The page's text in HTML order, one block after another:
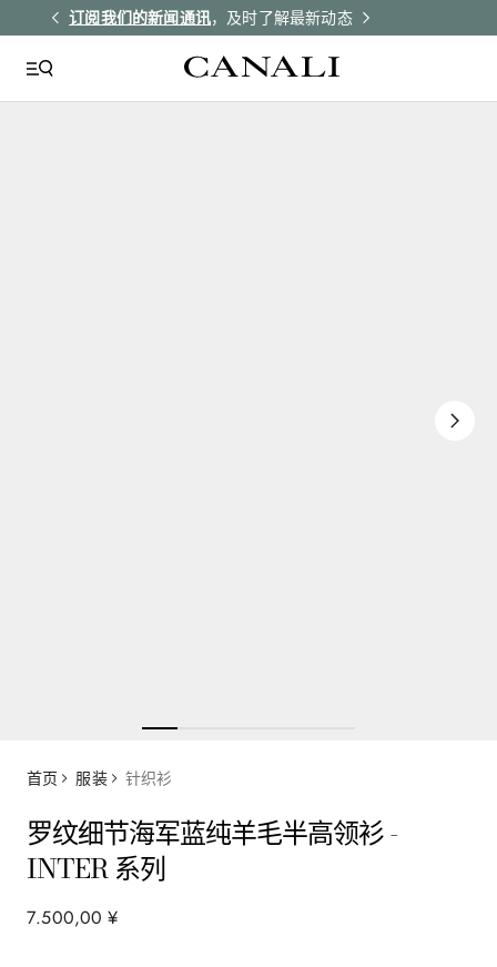
订阅我们的新闻通讯，及时了解最新动态
首页 服装 针织衫
罗纹细节海军蓝纯羊毛半高领衫 -
INTER 系列
¥
7 ,
500
. 00